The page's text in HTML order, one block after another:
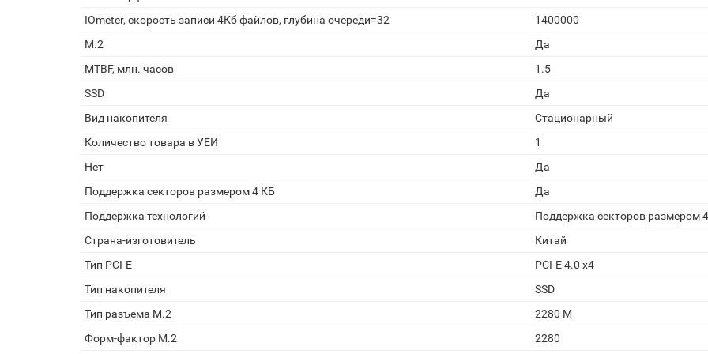
IOmeter, скорость записи 4Кб файлов, глубина очереди=32
1400000
M.2
Да
MTBF, млн. часов
1.5
SSD
Да
Вид накопителя
Стационарный
Количество товара в УЕИ
1
Нет
Да
Поддержка секторов размером 4 КБ
Да
Поддержка технологий
Поддержка секторов размером
Страна-изготовитель
Китай
Тип PCI-E
PCI-E 4.0 x4
Тип накопителя
SSD
Тип разъема M.2
2280 M
Форм-фактор M.2
2280